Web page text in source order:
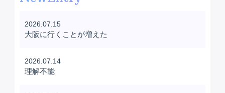
2026.07.15
大阪に行くことが増えた
2026.07.14
理解不能